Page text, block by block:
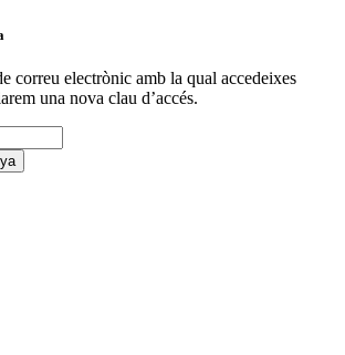
correu electrònic amb la qual accedeixes
una nova clau d’accés.